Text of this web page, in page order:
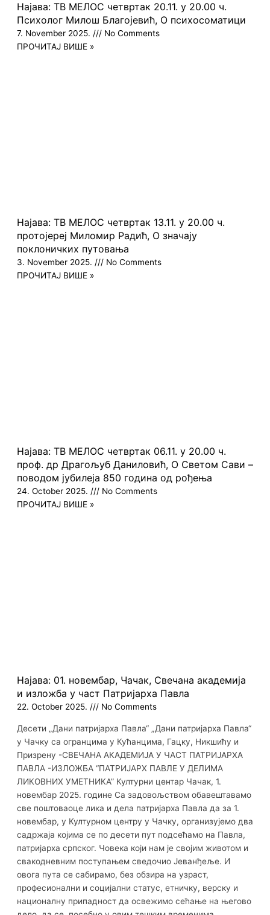
Најава: ТВ МЕЛОС четвртак 20.11. у 20.00 ч.
Психолог Милош Благојевић, О психосоматици
7. November 2025.
No Comments
ПРОЧИТАЈ ВИШЕ »
Најава: ТВ МЕЛОС четвртак 13.11. у 20.00 ч.
протојереј Миломир Радић, О значају
поклоничких путовања
3. November 2025.
No Comments
ПРОЧИТАЈ ВИШЕ »
Најава: ТВ МЕЛОС четвртак 06.11. у 20.00 ч.
проф. др Драгољуб Даниловић, О Светом Сави –
поводом јубилеја 850 година од рођења
24. October 2025.
No Comments
ПРОЧИТАЈ ВИШЕ »
Најава: 01. новембар, Чачак, Свечана академија
и изложба у част Патријарха Павла
22. October 2025. No Comments
Десети „Дани патријарха Павла“ „Дани патријарха Павла“
у Чачку са огранцима у Кућанцима, Гацку, Никшићу и
Призрену -СВЕЧАНА АКАДЕМИЈА У ЧАСТ ПАТРИЈАРХА
ПАВЛА -ИЗЛОЖБА “ПАТРИЈАРХ ПАВЛЕ У ДЕЛИМА
ЛИКОВНИХ УМЕТНИКА” Културни центар Чачак, 1.
новембар 2025. године Са задовољством обавештавамо
све поштоваоце лика и дела патријарха Павла да за 1.
новембар, у Културном центру у Чачку, организујемо два
садржаја којима се по десети пут подсећамо на Павла,
патријарха српског. Човека који нам је својим животом и
свакодневним поступањем сведочио Јеванђеље. И
овога пута се сабирамо, без обзира на узраст,
професионални и социјални статус, етничку, верску и
националну припадност да освежимо сећање на његово